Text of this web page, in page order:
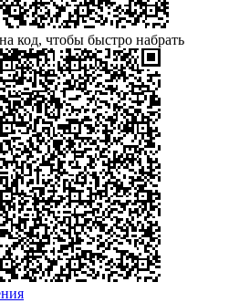
код, чтобы быстро набрать